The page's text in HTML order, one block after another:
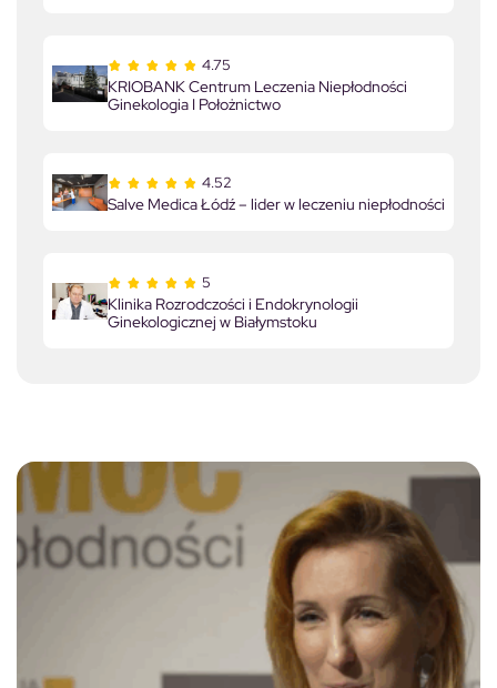
4.75
KRIOBANK Centrum Leczenia Niepłodności
Ginekologia I Położnictwo
4.52
Salve Medica Łódź – lider w leczeniu niepłodności
5
Klinika Rozrodczości i Endokrynologii
Ginekologicznej w Białymstoku